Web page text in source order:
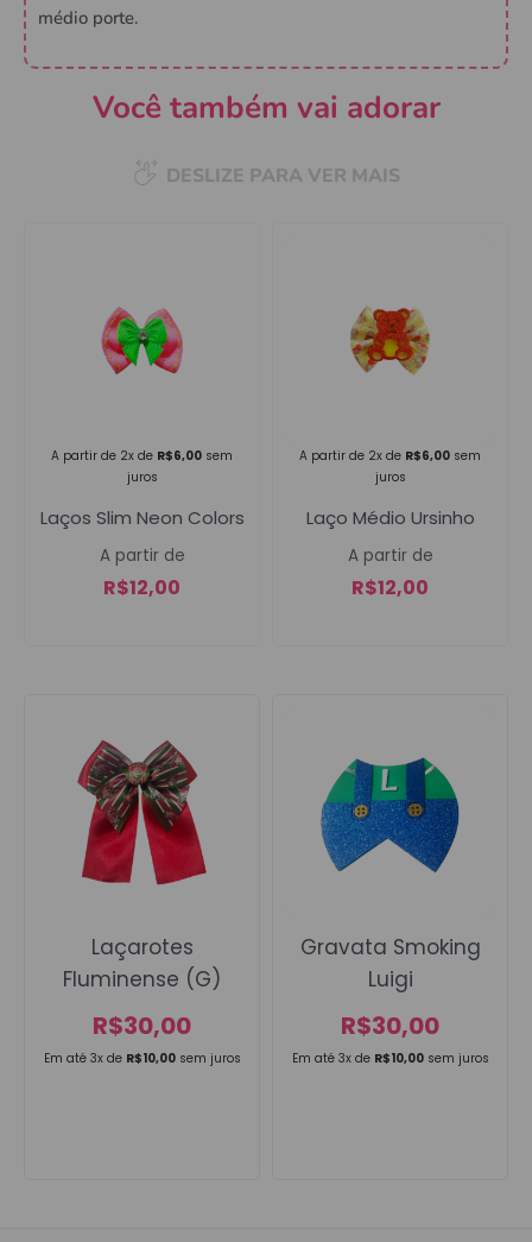
médio porte.
Você também vai adorar
DESLIZE PARA VER MAIS
A partir de 2x de R$6,00 sem
juros
Laços Slim Neon Colors
A partir de
R$12,00
A partir de 2x de R$6,00 sem
juros
Laço Médio Ursinho
A partir de
R$12,00
Em até 3x de R$10,00 sem juros
Laçarotes
Fluminense (G)
R$30,00
Em até 3x de R$10,00 sem juros
Gravata Smoking
Luigi
R$30,00
sucesso!
Voltar